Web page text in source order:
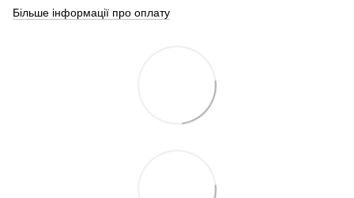
Більше інформації про оплату